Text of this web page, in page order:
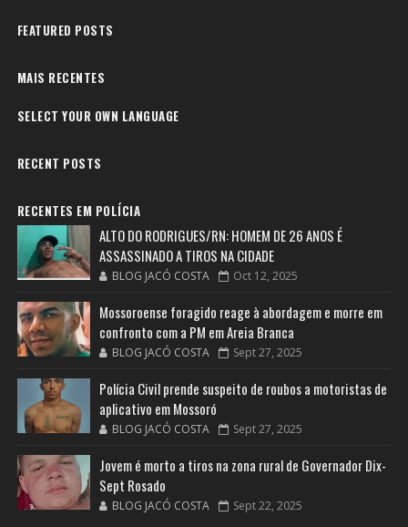
FEATURED POSTS
MAIS RECENTES
SELECT YOUR OWN LANGUAGE
RECENT POSTS
RECENTES EM POLÍCIA
ALTO DO RODRIGUES/RN: HOMEM DE 26 ANOS É
ASSASSINADO A TIROS NA CIDADE
BLOG JACÓ COSTA Oct 12, 2025
Mossoroense foragido reage à abordagem e morre em
confronto com a PM em Areia Branca
BLOG JACÓ COSTA Sept 27, 2025
Polícia Civil prende suspeito de roubos a motoristas de
aplicativo em Mossoró
BLOG JACÓ COSTA Sept 27, 2025
Jovem é morto a tiros na zona rural de Governador Dix-
Sept Rosado
BLOG JACÓ COSTA Sept 22, 2025